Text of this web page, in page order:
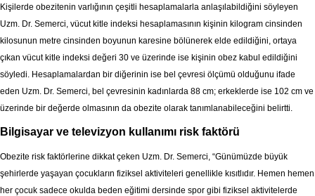
Kişilerde obezitenin varlığının çeşitli hesaplamalarla anlaşılabildiğini söyleyen
Uzm. Dr. Semerci, vücut kitle indeksi hesaplamasının kişinin kilogram cinsinden
kilosunun metre cinsinden boyunun karesine bölünerek elde edildiğini, ortaya
çıkan vücut kitle indeksi değeri 30 ve üzerinde ise kişinin obez kabul edildiğini
söyledi. Hesaplamalardan bir diğerinin ise bel çevresi ölçümü olduğunu ifade
eden Uzm. Dr. Semerci, bel çevresinin kadınlarda 88 cm; erkeklerde ise 102 cm ve
üzerinde bir değerde olmasının da obezite olarak tanımlanabileceğini belirtti.
Bilgisayar ve televizyon kullanımı risk faktörü
Obezite risk faktörlerine dikkat çeken Uzm. Dr. Semerci, “Günümüzde büyük
şehirlerde yaşayan çocukların fiziksel aktiviteleri genellikle kısıtlıdır. Hemen hemen
her çocuk sadece okulda beden eğitimi dersinde spor gibi fiziksel aktivitelerde